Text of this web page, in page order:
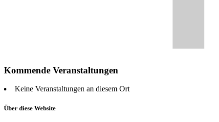
Kommende Veranstaltungen
Keine Veranstaltungen an diesem Ort
Über diese Website